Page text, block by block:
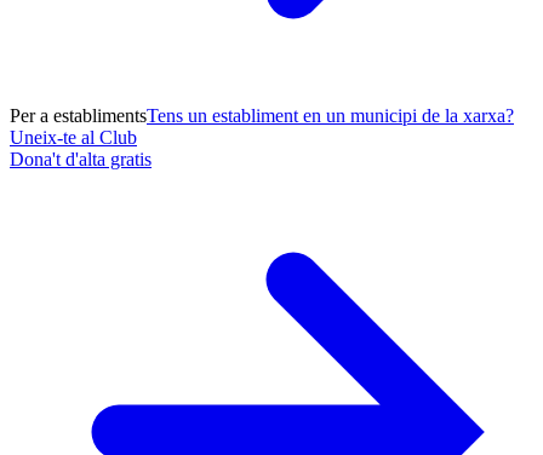
Per a establimentsTens un establiment en un municipi de la xarxa?
Uneix-te al Club
Dona't d'alta gratis